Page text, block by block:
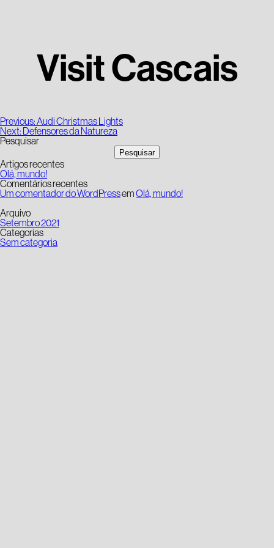
Visit Cascais
Navegação
de
artigos
Previous:Audi Christmas Lights
Next: Defensores da Natureza
Pesquisar
Pesquisar
Artigos recentes
Olá, mundo!
Comentários recentes
Um comentador do WordPressemOlá, mundo!
Arquivo
Setembro 2021
Categorias
Sem categoria